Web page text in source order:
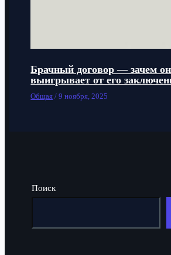
Брачный договор — зачем
выигрывает от его
Общая /9 ноября, 2025
Поиск